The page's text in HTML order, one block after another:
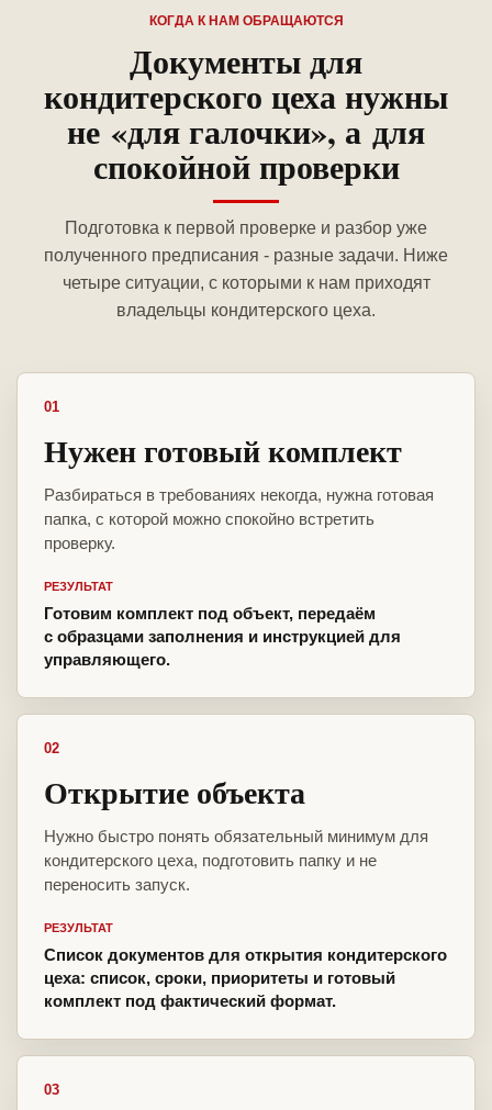
КОГДА К НАМ ОБРАЩАЮТСЯ
Документы для
кондитерского цеха нужны
не «для галочки», а для
спокойной проверки
Подготовка к первой проверке и разбор уже
полученного предписания - разные задачи. Ниже
четыре ситуации, с которыми к нам приходят
владельцы кондитерского цеха.
01
Нужен готовый комплект
Разбираться в требованиях некогда, нужна готовая
папка, с которой можно спокойно встретить
проверку.
РЕЗУЛЬТАТ
Готовим комплект под объект, передаём
с образцами заполнения и инструкцией для
управляющего.
02
Открытие объекта
Нужно быстро понять обязательный минимум для
кондитерского цеха, подготовить папку и не
переносить запуск.
РЕЗУЛЬТАТ
Список документов для открытия кондитерского
цеха: список, сроки, приоритеты и готовый
комплект под фактический формат.
03